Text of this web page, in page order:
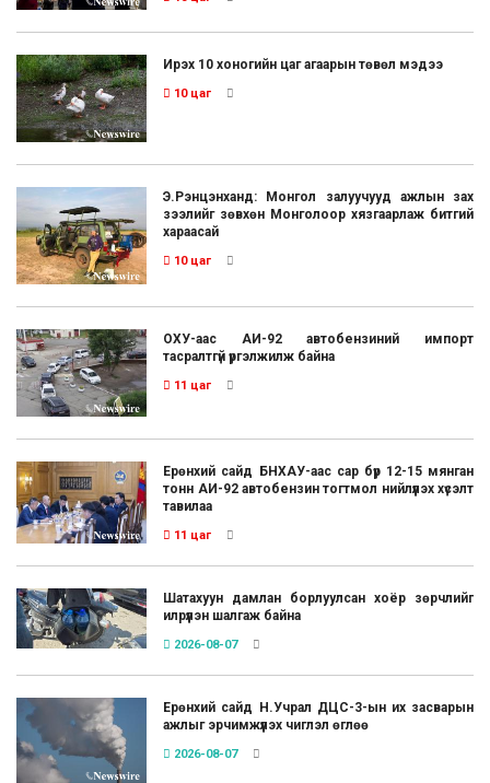
Ирэх 10 хоногийн цаг агаарын төвөл мэдээ
10 цаг
Э.Рэнцэнханд: Монгол залуучууд ажлын зах
зээлийг зөвхөн Монголоор хязгаарлаж битгий
хараасай
10 цаг
ОХУ-аас АИ-92 автобензиний импорт
тасралтгүй үргэлжилж байна
11 цаг
Ерөнхий сайд БНХАУ-аас сар бүр 12-15 мянган
тонн АИ-92 автобензин тогтмол нийлүүлэх хүсэлт
тавилаа
11 цаг
Шатахуун дамлан борлуулсан хоёр зөрчлийг
илрүүлэн шалгаж байна
2026-08-07
Ерөнхий сайд Н.Учрал ДЦС-3-ын их засварын
ажлыг эрчимжүүлэх чиглэл өглөө
2026-08-07